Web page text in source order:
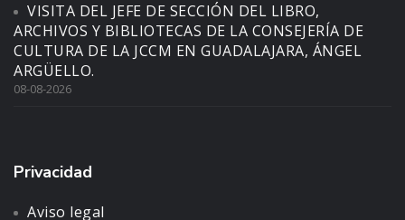
VISITA DEL JEFE DE SECCIÓN DEL LIBRO,
ARCHIVOS Y BIBLIOTECAS DE LA CONSEJERÍA DE
CULTURA DE LA JCCM EN GUADALAJARA, ÁNGEL
ARGÜELLO.
08-08-2026
Privacidad
Aviso legal